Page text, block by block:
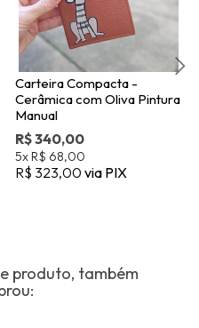
Carteira Compacta -
Cerâmica com Oliva Pintura
Manual
R$ 340,00
5x R$ 68,00
R$ 323,00 via PIX
produto, também